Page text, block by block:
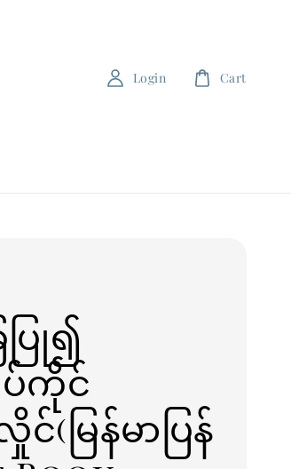
Login Cart
ြု၍
ပ်ကိုင်
င်(မြန်မာပြန်